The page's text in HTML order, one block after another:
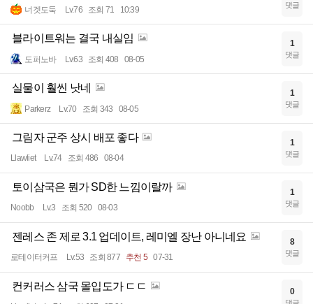
너겟도둑 Lv.76 조회 71 10:39 댓글
블라이트워는 결국 내실임
도퍼노바 Lv.63 조회 408 08-05
1
댓글
실물이 훨씬 낫네
Parkerz Lv.70 조회 343 08-05
1
댓글
그림자 군주 상시 배포 좋다
Llawliet Lv.74 조회 486 08-04
1
댓글
토이삼국은 뭔가 SD한 느낌이랄까
Noobb Lv.3 조회 520 08-03
1
댓글
젠레스 존 제로 3.1 업데이트, 레미엘 장난 아니네요
로테이터커프 Lv.53 조회 877 추천 5 07-31
8
댓글
컨커러스 삼국 몰입도가 ㄷㄷ 0